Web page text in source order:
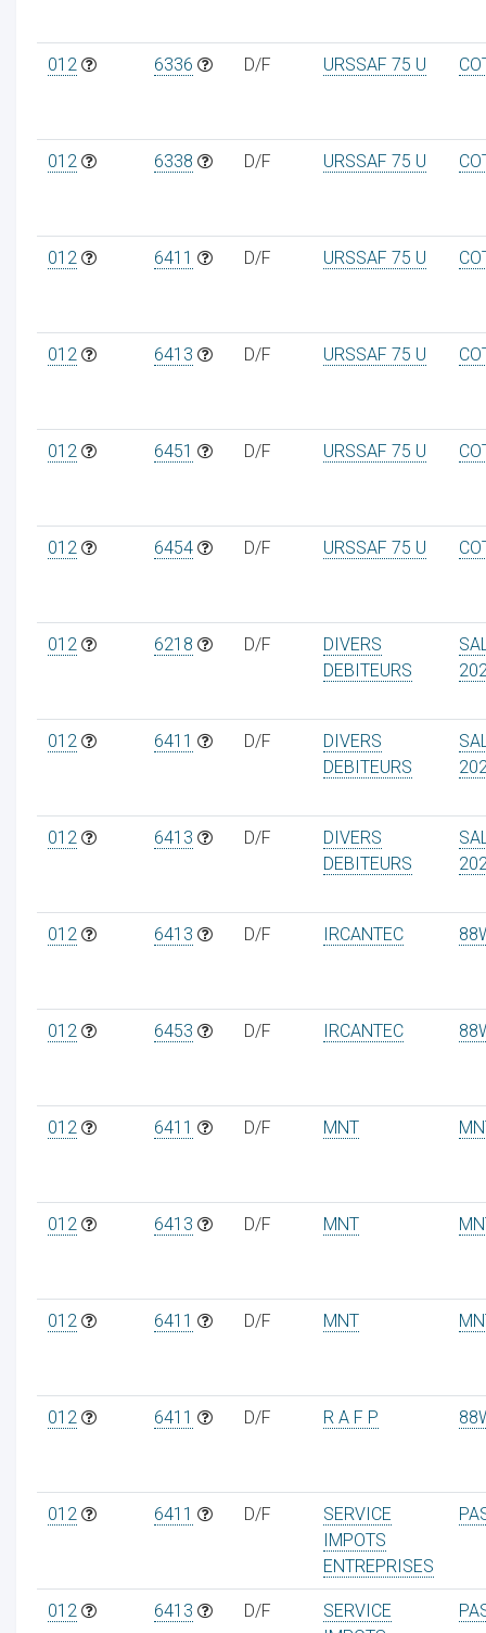
012 6336 D/F URSSAF 75 U
012 6338 D/F URSSAF 75 U
012 6411 D/F URSSAF 75 U
012 6413 D/F URSSAF 75 U
012 6451 D/F URSSAF 75 U
012 6454 D/F URSSAF 75 U
012 6218 D/F
DIVERS
DEBITEURS
012 6411 D/F
DIVERS
DEBITEURS
012 6413 D/F
DIVERS
DEBITEURS
012 6413 D/F IRCANTEC
012 6453 D/F IRCANTEC
012 6411 D/F MNT
012 6413 D/F MNT
012 6411 D/F MNT
012 6411 D/F R A F P
012 6411 D/F
SERVICE
IMPOTS
ENTREPRISES
012 6413 D/F
SERVICE